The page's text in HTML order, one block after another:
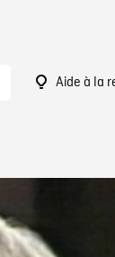
Aide à la